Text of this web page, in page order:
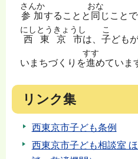
参加
さんか
することと 同
おな
じことで
西東京市
にしとうきょうし
は、 子
こ
ども
いまちづくりを進
すす
めていま
リンク集
西東京市子ども条例
西東京市子ども相談室